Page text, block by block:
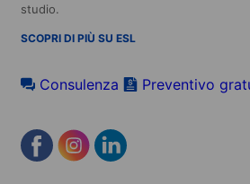
studio.
SCOPRI DI PIÙ SU ESL
Consulenza Preventivo